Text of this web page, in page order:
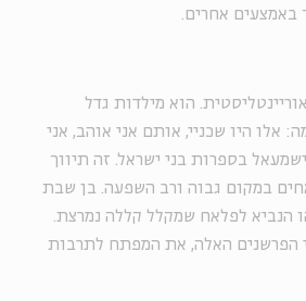
באמצעים אחרים.
הוא מילדות גדל
אלו היו שכניי, אותם אני אוהב, אני
בספרות בני ישראל. זה תיווך
במקום גבוה ורב השפעה. בן שבת
הנביא לפלאח שמקלל קללה נמרצת.
הפרשנים האלה, את המפתח לתרבות